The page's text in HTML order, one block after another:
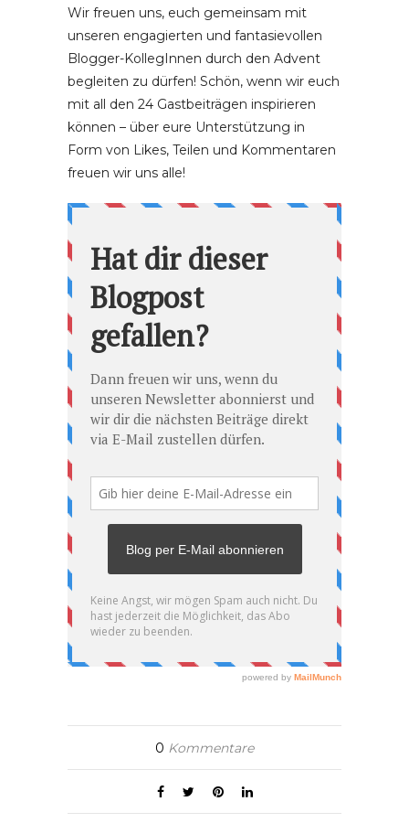
Wir freuen uns, euch gemeinsam mit
unseren engagierten und fantasievollen
Blogger-KollegInnen durch den Advent
begleiten zu dürfen! Schön, wenn wir euch
mit all den 24 Gastbeiträgen inspirieren
können – über eure Unterstützung in
Form von Likes, Teilen und Kommentaren
freuen wir uns alle!
0 Kommentare